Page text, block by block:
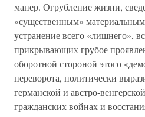
манер. Огрубление жизни,
«существенным»
устранение всего «лишнего»,
прикрывающих грубое
оборотной стороной этого
переворота, политически
германской и австро-
гражданских войнах и